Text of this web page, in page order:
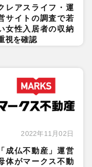
レアスライフ・運
サイトの調査で若
女性入居者の収納
視を確認
2022年11月02日
「成仏不動産」運営
体がマークス不動